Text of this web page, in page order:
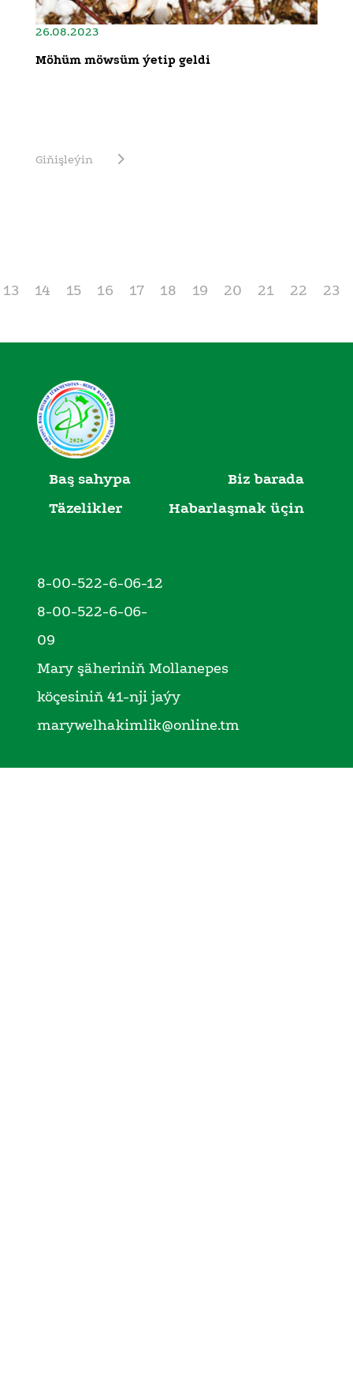
26.08.2023
Möhüm möwsüm ýetip geldi
Giňişleýin
13 14 15 16 17 18 19 20 21 22 23
Baş sahypa
Biz barada
Täzelikler
Habarlaşmak üçin
8-00-522-6-06-12
8-00-522-6-06-
09
Mary şäheriniň Mollanepes
köçesiniň 41-nji jaýy
marywelhakimlik@online.tm